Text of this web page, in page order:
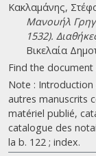
Κακλαμάνης,
Μανουήλ
1532).
Βικελαία
Find the document
Note :
autres manuscrits
matériel publié,
catalogue des
la b. 122 ; index.